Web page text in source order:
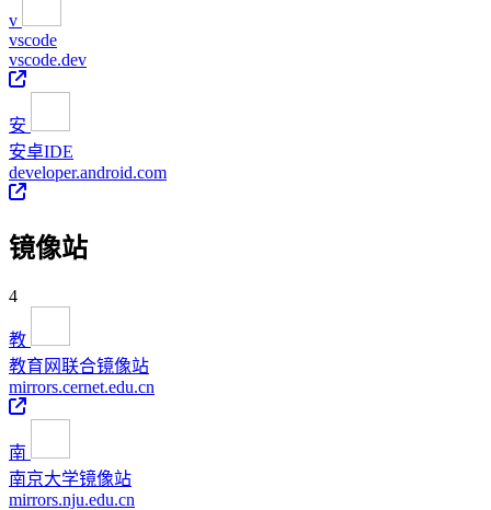
v
vscode
vscode.dev
安
安卓IDE
developer.android.com
镜像站
4
教
教育网联合镜像站
mirrors.cernet.edu.cn
南
南京大学镜像站
mirrors.nju.edu.cn